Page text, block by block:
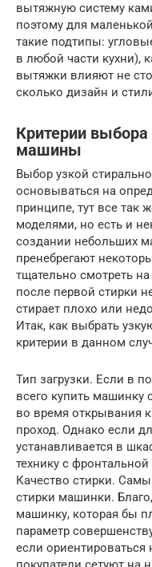
вытяжную систему
поэтому для
такие подтипы:
в любой части кухни),
вытяжки влияют не
сколько дизайн и
Критерии выбора
машины
Выбор узкой
основываться на
принципе, тут все так
моделями, но есть и
создании небольших
пренебрегают
тщательно смотреть
после первой стирки
стирает плохо или
Итак, как выбрать
критерии в данном
Тип загрузки. Если в
всего купить машинку
во время открывания
проход. Однако если
устанавливается в
технику с фронтальной
Качество стирки.
стирки машинки.
машинку, которая бы
параметр
если